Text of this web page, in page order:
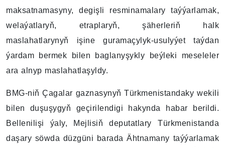
maksatnamasyny, degişli resminamalary taýýarlamak,
welaýatlaryň, etraplaryň, şäherleriň halk
maslahatlarynyň işine guramaçylyk-usulyýet taýdan
ýardam bermek bilen baglanyşykly beýleki meseleler
ara alnyp maslahatlaşyldy.
BMG-niň Çagalar gaznasynyň Türkmenistandaky wekili
bilen duşuşygyň geçirilendigi hakynda habar berildi.
Bellenilişi ýaly, Mejlisiň deputatlary Türkmenistanda
daşary söwda düzgüni barada Ähtnamany taýýarlamak